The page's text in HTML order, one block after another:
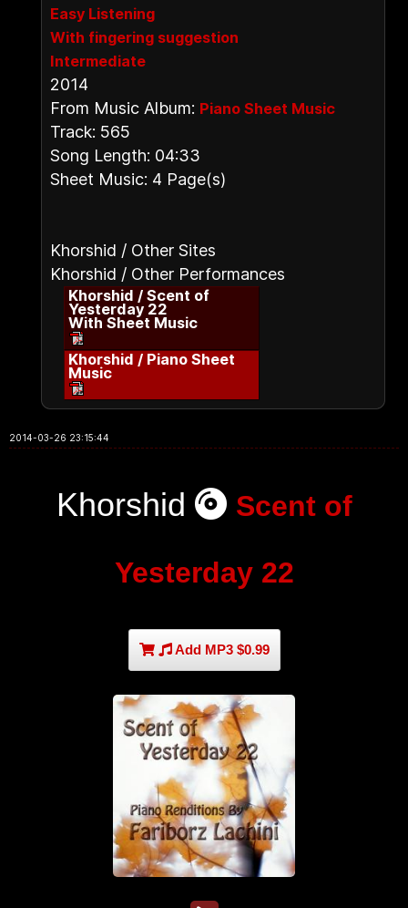
Easy Listening
With fingering suggestion
Intermediate
2014
From Music Album: Piano Sheet Music
Track: 565
Song Length: 04:33
Sheet Music: 4 Page(s)
Khorshid / Other Sites
Khorshid / Other Performances
Khorshid / Scent of
Yesterday 22
With Sheet Music
Khorshid / Piano Sheet
Music
2014-03-26 23:15:44
Khorshid Scent of
Yesterday 22
Add MP3 $0.99